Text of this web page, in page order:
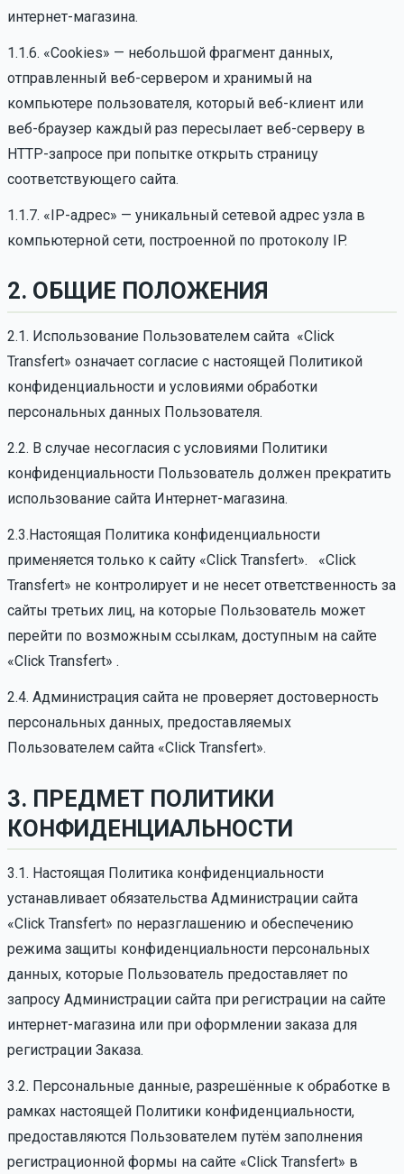
интернет-магазина.
1.1.6. «Cookies» — небольшой фрагмент данных,
отправленный веб-сервером и хранимый на
компьютере пользователя, который веб-клиент или
веб-браузер каждый раз пересылает веб-серверу в
HTTP-запросе при попытке открыть страницу
соответствующего сайта.
1.1.7. «IP-адрес» — уникальный сетевой адрес узла в
компьютерной сети, построенной по протоколу IP.
2. ОБЩИЕ ПОЛОЖЕНИЯ
2.1. Использование Пользователем сайта «Click
Transfert» означает согласие с настоящей Политикой
конфиденциальности и условиями обработки
персональных данных Пользователя.
2.2. В случае несогласия с условиями Политики
конфиденциальности Пользователь должен прекратить
использование сайта Интернет-магазина.
2.3.Настоящая Политика конфиденциальности
применяется только к сайту «Click Transfert». «Click
Transfert» не контролирует и не несет ответственность за
сайты третьих лиц, на которые Пользователь может
перейти по возможным ссылкам, доступным на сайте
«Click Transfert» .
2.4. Администрация сайта не проверяет достоверность
персональных данных, предоставляемых
Пользователем сайта «Click Transfert».
3. ПРЕДМЕТ ПОЛИТИКИ
КОНФИДЕНЦИАЛЬНОСТИ
3.1. Настоящая Политика конфиденциальности
устанавливает обязательства Администрации сайта
«Click Transfert» по неразглашению и обеспечению
режима защиты конфиденциальности персональных
данных, которые Пользователь предоставляет по
запросу Администрации сайта при регистрации на сайте
интернет-магазина или при оформлении заказа для
регистрации Заказа.
3.2. Персональные данные, разрешённые к обработке в
рамках настоящей Политики конфиденциальности,
предоставляются Пользователем путём заполнения
регистрационной формы на сайте «Click Transfert» в